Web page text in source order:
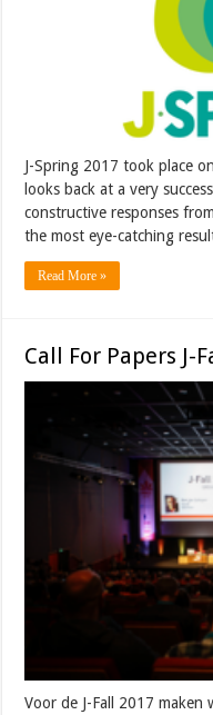
J-Spring 2017 took place
looks back at a very
constructive responses
the most eye-catching
Read More »
Call For Papers J-
Voor de J-Fall 2017